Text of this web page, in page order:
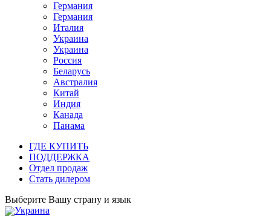
Германия
Германия
Италия
Украина
Украина
Россия
Беларусь
Австралия
Китай
Индия
Канада
Панама
ГДЕ КУПИТЬ
ПОДДЕРЖКА
Отдел продаж
Стать дилером
Выберите Вашу страну и язык
Украина